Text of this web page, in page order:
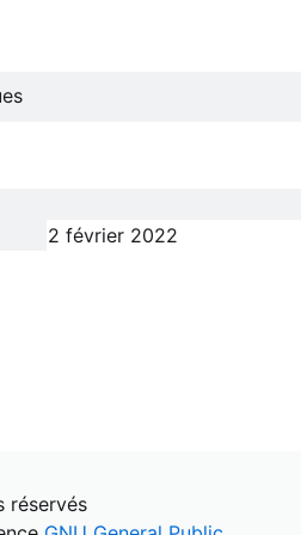
2 février 2022
réservés